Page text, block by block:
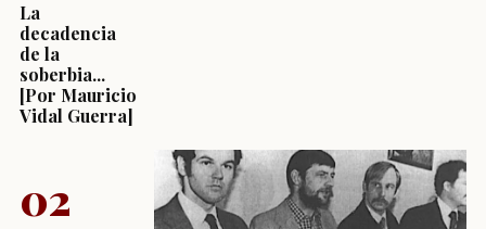
La
decadencia
de la
soberbia...
[Por Mauricio
Vidal Guerra]
02